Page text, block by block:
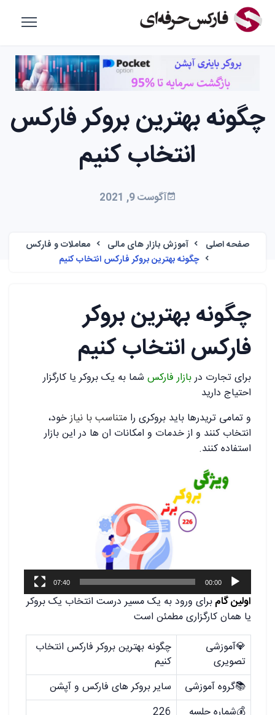
چگونه بهترین بروکر فارکس
انتخاب کنیم
آگوست 9, 2021
صفحه اصلی آموزش بازار های مالی
معاملات و فارکس
چگونه بهترین بروکر فارکس انتخاب کنیم
چگونه بهترین بروکر
فارکس انتخاب کنیم
برای تجارت دربازار فارکس شما به یک بروکر یا کارگزار
احتیاج دارید
و تمامی تریدرها باید بروکری را متناسب با نیازخود،
انتخاب کنند و از خدمات و امکانات ان ها در این بازار
استفاده کنند.
نمایشگر
00:00
07:40
اولین گامبرای ورود به یک مسیر درست انتخاب یک بروکر
یا همان کارگزاری مطمئن است
💎آموزشی
تصویری
چگونه بهترین بروکر فارکس انتخاب
کنیم
📚گروه آموزشی
سایر بروکر های فارکس و آپشن